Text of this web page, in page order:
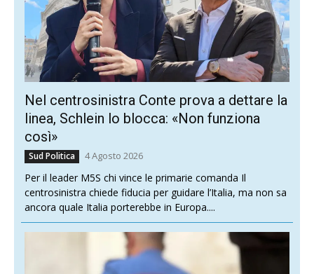
Nel centrosinistra Conte prova a dettare la
linea, Schlein lo blocca: «Non funziona
così»
Sud Politica 4 Agosto 2026
Per il leader M5S chi vince le primarie comanda Il
centrosinistra chiede fiducia per guidare l’Italia, ma non sa
ancora quale Italia porterebbe in Europa....